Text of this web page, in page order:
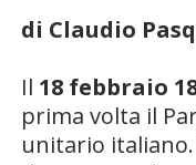
di Claudio
Il 18 febbraio
prima volta il
unitario